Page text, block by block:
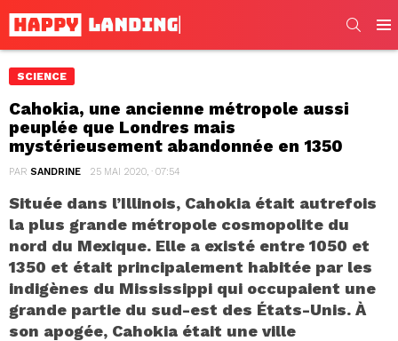
SCIENCE
Cahokia, une ancienne métropole aussi
peuplée que Londres mais
mystérieusement abandonnée en 1350
PAR SANDRINE 25 MAI 2020, · 07:54
Située dans l’Illinois, Cahokia était autrefois
la plus grande métropole cosmopolite du
nord du Mexique. Elle a existé entre 1050 et
1350 et était principalement habitée par les
indigènes du Mississippi qui occupaient une
grande partie du sud-est des États-Unis. À
son apogée, Cahokia était une ville